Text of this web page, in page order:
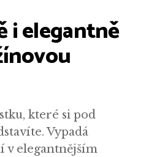
i elegantně
které si pod
Vypadá
v elegantnějším